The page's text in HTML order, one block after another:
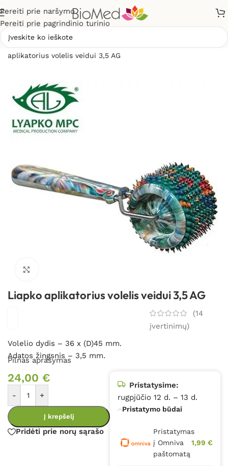
Pereiti prie naršymo
Pereiti prie pagrindinio turinio
aplikatorius volelis veidui 3,5 AG
Liapko aplikatorius volelis veidui 3,5 AG
(14
įvertinimų)
Volelio dydis – 36 x (D)45 mm.
Adatos žingsnis – 3,5 mm.
Pilnas aprašymas
24,00 €
- +
Į krepšelį
Pridėti prie norų sąrašo
Pristatysime:
rugpjūčio 12 d. – 13 d.
Pristatymo būdai
Pristatymas
į Omniva
paštomatą
1,99 €